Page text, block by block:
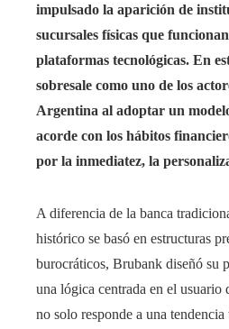
impulsado la aparición de
sucursales físicas que
plataformas tecnológicas. En
sobresale como uno de los
Argentina al adoptar un
acorde con los hábitos
por la inmediatez, la
A diferencia de la banca
histórico se basó en estructuras
burocráticos, Brubank diseñó su
una lógica centrada en el usuario
no solo responde a una